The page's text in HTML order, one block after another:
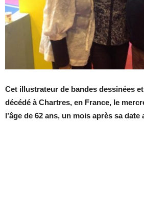
Cet illustrateur de bandes dessinées
décédé à Chartres, en France, le
l’âge de 62 ans, un mois après sa